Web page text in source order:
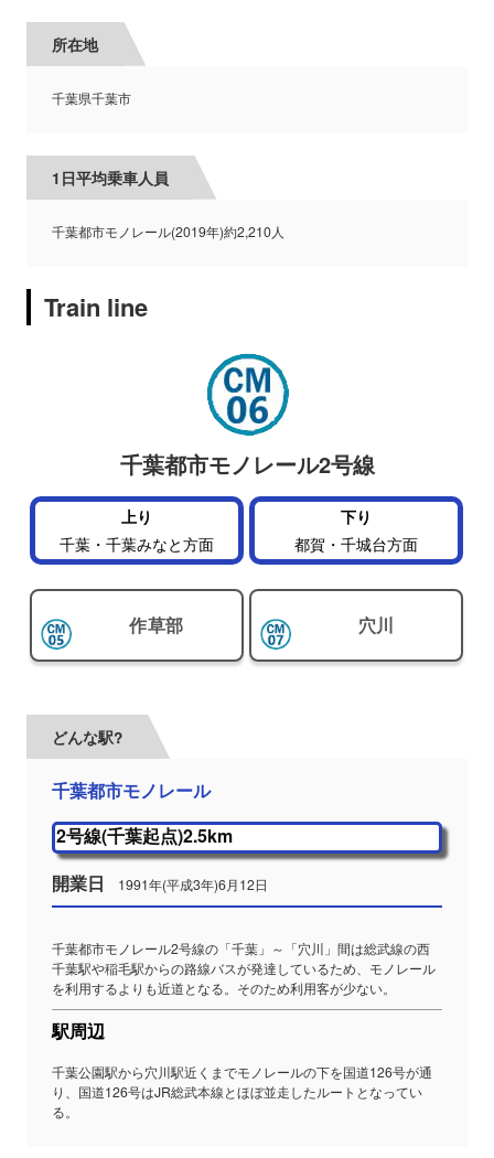
所在地
千葉県千葉市
1日平均乗車人員
千葉都市モノレール(2019年)約2,210人
Train line
千葉都市モノレール2号線
上り
千葉・千葉みなと方面
下り
都賀・千城台方面
作草部 穴川
どんな駅?
千葉都市モノレール
2号線(千葉起点)2.5km
開業日
1991年(平成3年)6月12日
千葉都市モノレール2号線の「千葉」～「穴川」間は総武線の西
千葉駅や稲毛駅からの路線バスが発達しているため、モノレール
を利用するよりも近道となる。そのため利用客が少ない。
駅周辺
千葉公園駅から穴川駅近くまでモノレールの下を国道126号が通
り、国道126号はJR総武本線とほぼ並走したルートとなってい
る。